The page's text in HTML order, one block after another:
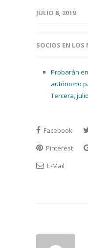
JULIO 8, 2019
SOCIOS EN LOS
Probarán
autónomo
Tercera,
Facebook
Pinterest
E-Mail